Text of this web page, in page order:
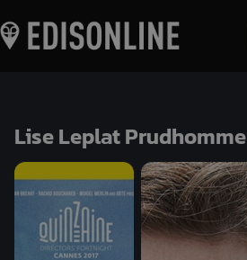
Lise Leplat Prudhomme